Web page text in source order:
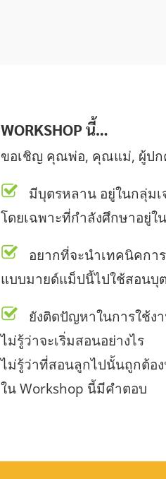
WORKSHOP นี้…
ขอเชิญ คุณพ่อ, คุณแม่, ผู้ปก
มีบุตรหลาน อยู่ในกลุ่ม
โดยเฉพาะที่กำลังศึกษาอยู่
อยากที่จะนำเทคนิคกา
แบบมายด์แม็ปนี้ไปใช้สอนบุ
ยังติดปัญหาในการใช้ง
ไม่รู้ว่าจะเริ่มสอนอย่างไร
ไม่รู้ว่าที่สอนลูกไปนั้นถูกต้อ
ใน Workshop นี้มีคำตอบ